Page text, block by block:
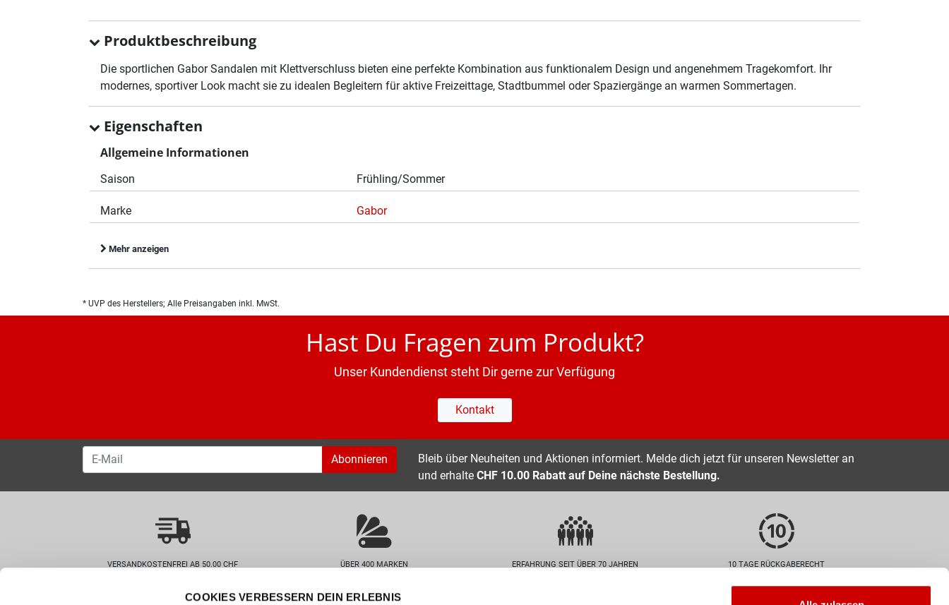
COOKIES VERBESSERN DEIN ERLEBNIS
Produktbeschreibung
Die sportlichen Gabor Sandalen mit Klettverschluss bieten eine perfekte Kombination aus funktionalem Design und angenehmem Tragekomfort. Ihr
modernes, sportiver Look macht sie zu idealen Begleitern für aktive Freizeittage, Stadtbummel oder Spaziergänge an warmen Sommertagen.
Eigenschaften
Allgemeine Informationen
Saison Frühling/Sommer
Marke Gabor
Mehr anzeigen
* UVP des Herstellers; Alle Preisangaben inkl. MwSt.
Hast Du Fragen zum Produkt?
Unser Kundendienst steht Dir gerne zur Verfügung
Kontakt
Abonnieren
Bleib über Neuheiten und Aktionen informiert. Melde dich jetzt für unseren Newsletter an
und erhalte CHF 10.00 Rabatt auf Deine nächste Bestellung.
VERSANDKOSTENFREI AB 50.00 CHF ÜBER 400 MARKEN ERFAHRUNG SEIT ÜBER 70 JAHREN 10 TAGE RÜCKGABERECHT